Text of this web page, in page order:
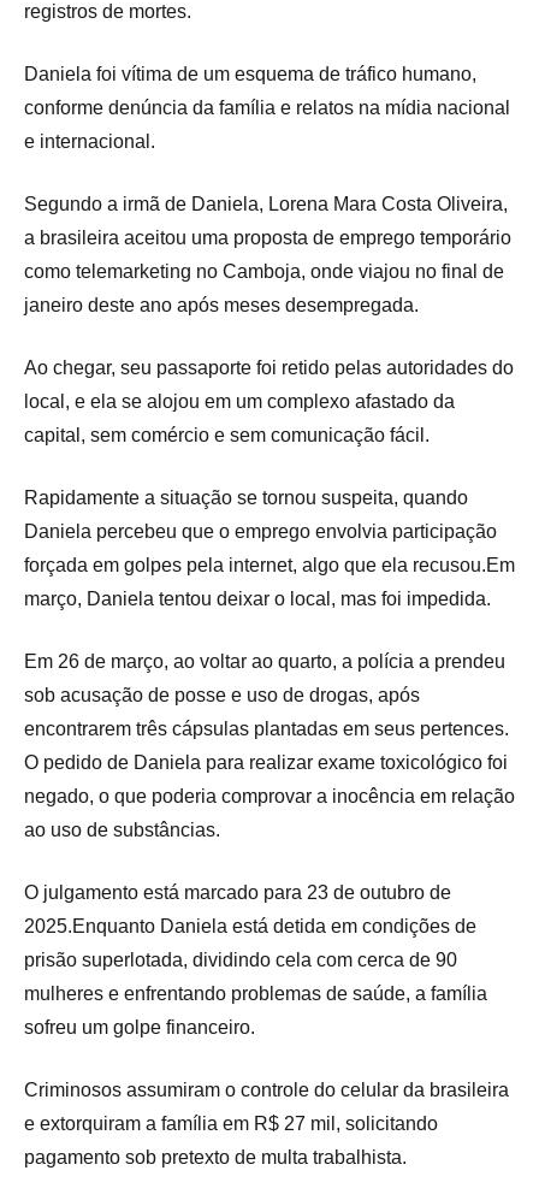
registros de mortes.
Daniela foi vítima de um esquema de tráfico humano,
conforme denúncia da família e relatos na mídia nacional
e internacional.
Segundo a irmã de Daniela, Lorena Mara Costa Oliveira,
a brasileira aceitou uma proposta de emprego temporário
como telemarketing no Camboja, onde viajou no final de
janeiro deste ano após meses desempregada.
Ao chegar, seu passaporte foi retido pelas autoridades do
local, e ela se alojou em um complexo afastado da
capital, sem comércio e sem comunicação fácil.
Rapidamente a situação se tornou suspeita, quando
Daniela percebeu que o emprego envolvia participação
forçada em golpes pela internet, algo que ela recusou.Em
março, Daniela tentou deixar o local, mas foi impedida.
Em 26 de março, ao voltar ao quarto, a polícia a prendeu
sob acusação de posse e uso de drogas, após
encontrarem três cápsulas plantadas em seus pertences.
O pedido de Daniela para realizar exame toxicológico foi
negado, o que poderia comprovar a inocência em relação
ao uso de substâncias.
O julgamento está marcado para 23 de outubro de
2025.Enquanto Daniela está detida em condições de
prisão superlotada, dividindo cela com cerca de 90
mulheres e enfrentando problemas de saúde, a família
sofreu um golpe financeiro.
Criminosos assumiram o controle do celular da brasileira
e extorquiram a família em R$ 27 mil, solicitando
pagamento sob pretexto de multa trabalhista.